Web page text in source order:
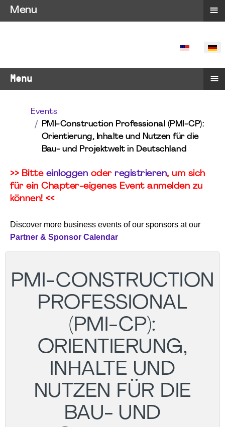
SPRACHE
Menu ≡
Events
PMI-Construction Professional (PMI-CP):
Orientierung, Inhalte und Nutzen für die
Bau- und Projektwelt in Deutschland
>> Bitte einloggen oder registrieren, um sich
für ein Chapter-eigenes Event anmelden zu
können! <<
Discover more business events of our sponsors at our
Partner & Sponsor Calendar
PMI-CONSTRUCTION
PROFESSIONAL
(PMI-CP):
ORIENTIERUNG,
INHALTE UND
NUTZEN FÜR DIE
BAU- UND
Menu ≡